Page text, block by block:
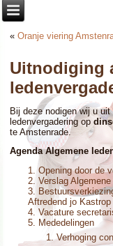
«Oranje viering
Uitnodiging
Bij deze nodigen wij u
ledenvergadering op
te Amstenrade.
Agenda Algemene
Opening door de
Verslag
Aftredend jo
Vacature
Mededelingen
Verhoging